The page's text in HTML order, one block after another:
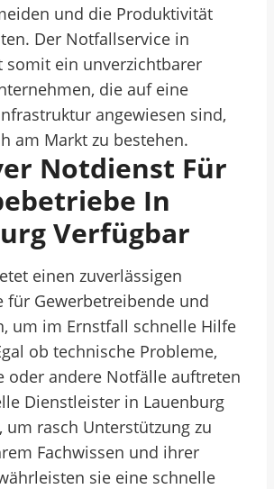
und die Produktivität
Der Notfallservice in
somit ein unverzichtbarer
die auf eine
angewiesen sind,
am Markt zu bestehen.
Notdienst Für
In
Verfügbar
einen zuverlässigen
für Gewerbetreibende und
um im Ernstfall schnelle Hilfe
ob technische Probleme,
oder andere Notfälle auftreten
Dienstleister in Lauenburg
um rasch Unterstützung zu
Fachwissen und ihrer
sie eine schnelle